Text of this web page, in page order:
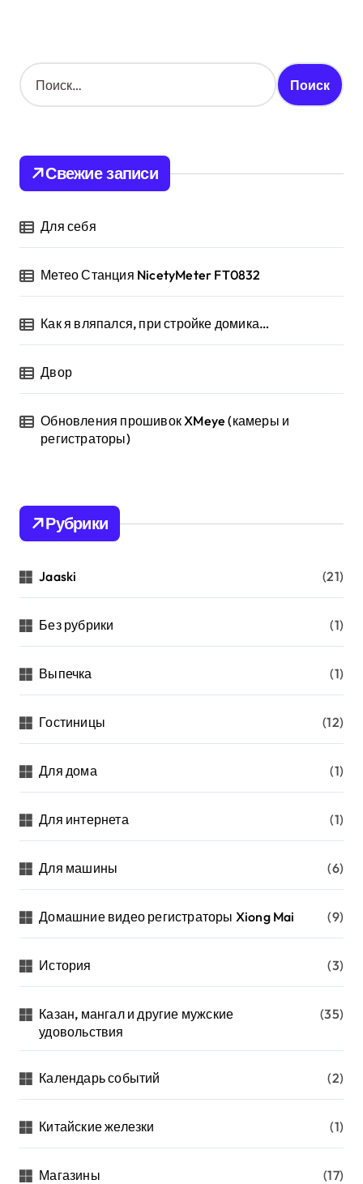
Н
а
:
Свежие записи
Для себя
Метео Станция NicetyMeter FT0832
Как я вляпался, при стройке домика…
Двор
Обновления прошивок XMeye (камеры и
регистраторы)
Рубрики
Jaaski (21)
Без рубрики (1)
Выпечка (1)
Гостиницы (12)
Для дома (1)
Для интернета (1)
Для машины (6)
Домашние видео регистраторы Xiong Mai (9)
История (3)
Казан, мангал и другие мужские
удовольствия
(35)
Календарь событий (2)
Китайские железки (1)
Магазины (17)